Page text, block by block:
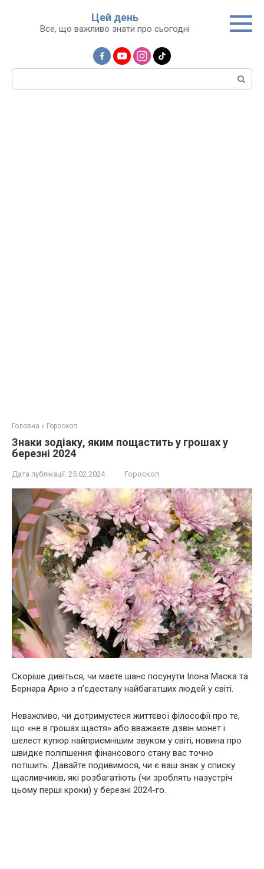
Цей день
Все, що важливо знати про сьогодні
Пошук:
Головна » Гороскоп
Знаки зодіаку, яким пощастить у грошах у
березні 2024
Дата публікації: 25.02.2024 Гороскоп
Скоріше дивіться, чи маєте шанс посунути Ілона Маска та
Бернара Арно з п’єдесталу найбагатших людей у світі.
Неважливо, чи дотримуєтеся життєвої філософії про те,
що «не в грошах щастя» або вважаєте дзвін монет і
шелест купюр найприємнішим звуком у світі, новина про
швидке поліпшення фінансового стану вас точно
потішить. Давайте подивимося, чи є ваш знак у списку
щасливчиків, які розбагатіють (чи зроблять назустріч
цьому перші кроки) у березні 2024-го.